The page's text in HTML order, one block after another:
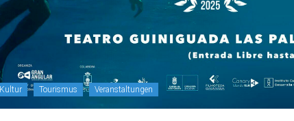
Kultur Tourismus Veranstaltungen